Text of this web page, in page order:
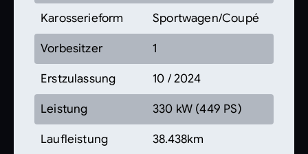
Karosserieform Sportwagen/Coupé
Vorbesitzer 1
Erstzulassung 10 / 2024
Leistung 330 kW (449 PS)
Laufleistung 38.438km